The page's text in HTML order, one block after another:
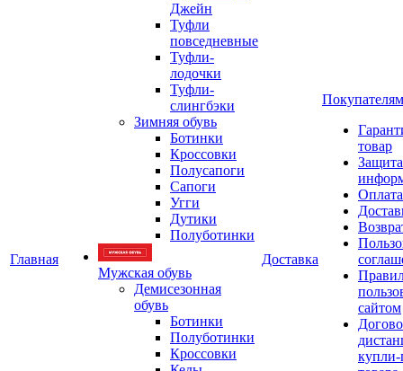
Главная
Джейн
Туфли
повседневные
Туфли-
лодочки
Туфли-
слингбэки
Зимняя обувь
Ботинки
Кроссовки
Полусапоги
Сапоги
Угги
Дутики
Полуботинки
Мужская обувь
Демисезонная
обувь
Ботинки
Полуботинки
Кроссовки
Доставка
Покупателям
товар
Защита
Оплата
сайтом